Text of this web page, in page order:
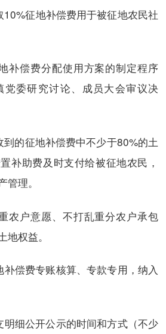
征地补偿费用于被征地农民社
偿费分配使用方案的制定程序
党委研究讨论、成员大会审议决
的征地补偿费中不少于80%的土
补助费及时支付给被征地农民，
理。
户意愿、不打乱重分农户承包
权益。
偿费专账核算、专款专用，纳入
细公开公示的时间和方式（不少